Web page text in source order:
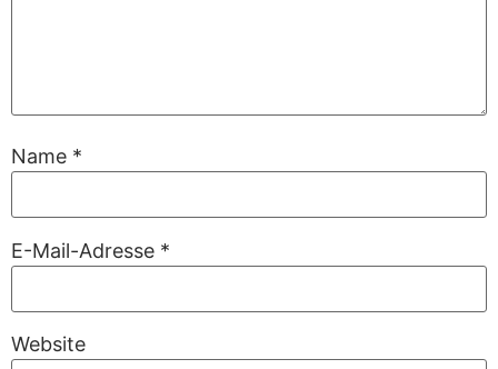
Name *
E-Mail-Adresse *
Website